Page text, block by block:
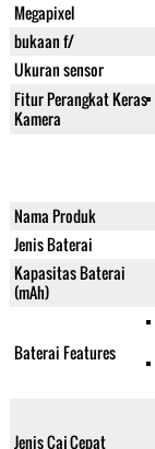
Megapixel
bukaan f/
Ukuran sensor
Fitur Perangkat Keras
Kamera
Nama Produk
Jenis Baterai
Kapasitas Baterai
(mAh)
Baterai Features
Jenis Caj Cepat